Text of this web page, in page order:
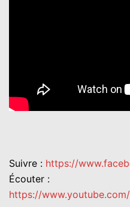
Suivre : https://
Écouter :
https://